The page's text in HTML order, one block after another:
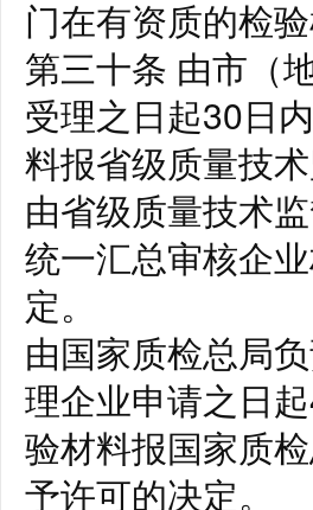
门在有资质的检验
第三十条 由市（
受理之日起30日
料报省级质量技术
由省级质量技术
统一汇总审核企
定。
由国家质检总局
理企业申请之日
验材料报国家质
予许可的决定。